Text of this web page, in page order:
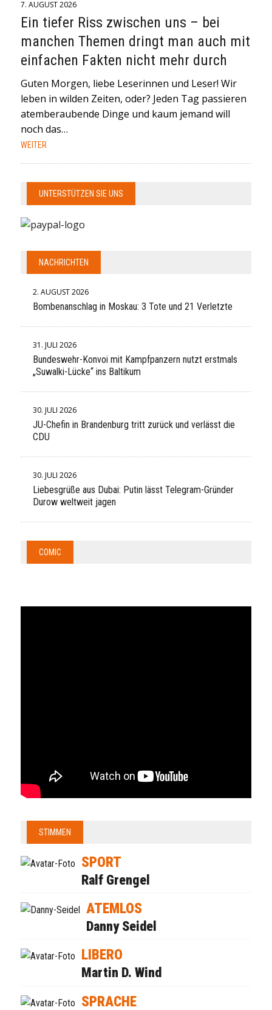
7. AUGUST 2026
Ein tiefer Riss zwischen uns – bei
manchen Themen dringt man auch mit
einfachen Fakten nicht mehr durch
Guten Morgen, liebe Leserinnen und Leser! Wir
leben in wilden Zeiten, oder? Jeden Tag passieren
atemberaubende Dinge und kaum jemand will
noch das…
WEITER
UNTERSTÜTZEN SIE UNS
NACHRICHTEN
2. AUGUST 2026
Bombenanschlag in Moskau: 3 Tote und 21 Verletzte
31. JULI 2026
Bundeswehr-Konvoi mit Kampfpanzern nutzt erstmals
„Suwalki-Lücke“ ins Baltikum
30. JULI 2026
JU-Chefin in Brandenburg tritt zurück und verlässt die
CDU
30. JULI 2026
Liebesgrüße aus Dubai: Putin lässt Telegram-Gründer
Durow weltweit jagen
COMIC
STIMMEN
SPORT
Ralf Grengel
ATEMLOS
Danny Seidel
LIBERO
Martin D. Wind
SPRACHE